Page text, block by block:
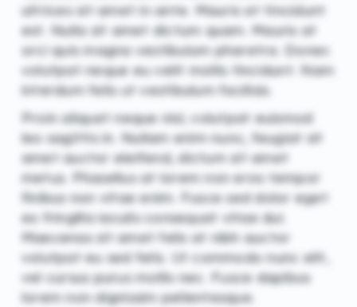
ultrices sit amet in ante. Mauris at tincidunt
est. Nulla sit amet dictum quam. Mauris at
orci quis magna vestibulum pharetra. Donec
volutpat neque eu velit mollis tincidunt. Nam
interdum felis ut vestibulum facilisis.
Proin aliquet neque nisl, volutpat euismod
leo sagittis in. Nullam enim nunc, feugiat sit
amet auctor eleifend, dictum sit amet
metus. Phasellus at lorem non eros tempor
finibus non vitae enim. Fusce sed dolor eget
ex fringilla iaculis consequat vitae dui.
Maecenas sit amet felis at nibh auctor
volutpat eu sed felis. Ut commodo nunc elit,
vel cursus purus mollis nec. Fusce dapibus
lorem non dignissim pellentesque.